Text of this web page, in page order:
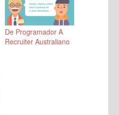
De Programador A
Recruiter Australiano